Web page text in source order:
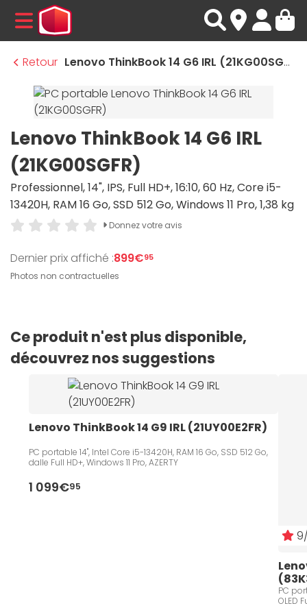
MENU
Retour
Lenovo ThinkBook 14 G6 IRL (21KG00SGFR)
Lenovo ThinkBook 14 G6 IRL
(21KG00SGFR)
Professionnel, 14", IPS, Full HD+, 16:10, 60 Hz, Core i5-
13420H, RAM 16 Go, SSD 512 Go, Windows 11 Pro, 1,38 kg
Donnez votre avis
Dernier prix affiché :899€95
Photos non contractuelles
Ce produit n'est plus disponible,
découvrez nos suggestions
Lenovo ThinkBook 14 G9 IRL (21UY00E2FR)
PC portable 14", Intel Core i5-13420H, RAM 16 Go, SSD 512 Go,
dalle Full HD+, Windows 11 Pro, AZERTY
1 099€95
PC
OLED